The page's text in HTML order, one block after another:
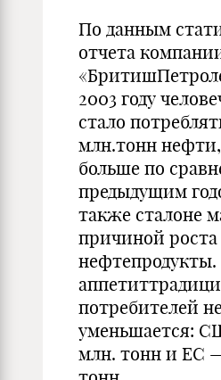
По данным
отчета
2003 году
стало
млн.тонн нефти,
больше по
предыдущим
также сталоне
причиной роста
потребителей
уменьшается:
млн. тонн и ЕС